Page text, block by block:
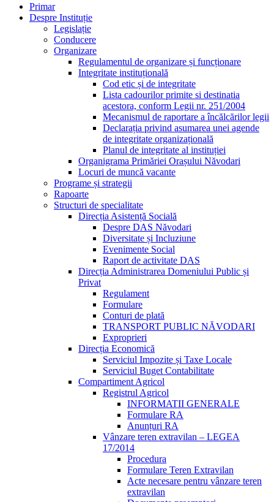
Primar
Despre Instituție
Legislație
Conducere
Organizare
Regulamentul de organizare și funcționare
Integritate instituțională
Cod etic și de integritate
Lista cadourilor primite si destinatia
acestora, conform Legii nr. 251/2004
Mecanismul de raportare a încălcărilor legii
Declarația privind asumarea unei agende
de integritate organizațională
Planul de integritate al instituției
Organigrama Primăriei Orașului Năvodari
Locuri de muncă vacante
Programe și strategii
Rapoarte
Structuri de specialitate
Direcția Asistență Socială
Despre DAS Năvodari
Diversitate și Incluziune
Evenimente Social
Raport de activitate DAS
Direcția Administrarea Domeniului Public și
Privat
Regulament
Formulare
Conturi de plată
TRANSPORT PUBLIC NĂVODARI
Exproprieri
Direcția Economică
Serviciul Impozite și Taxe Locale
Serviciul Buget Contabilitate
Compartiment Agricol
Registrul Agricol
INFORMATII GENERALE
Formulare RA
Anunțuri RA
Vânzare teren extravilan – LEGEA
17/2014
Procedura
Formulare Teren Extravilan
Acte necesare pentru vânzare teren
extravilan